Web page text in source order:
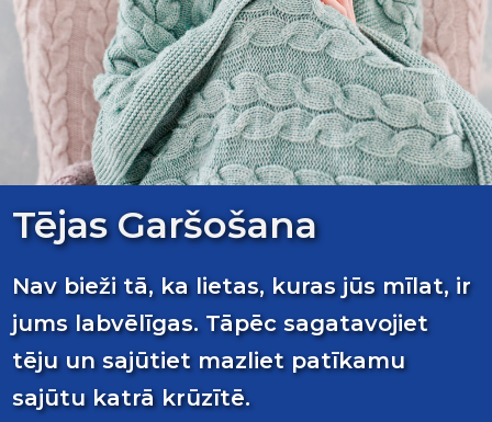
Tējas Garšošana
Nav bieži tā, ka lietas, kuras jūs mīlat, ir
jums labvēlīgas. Tāpēc sagatavojiet
tēju un sajūtiet mazliet patīkamu
sajūtu katrā krūzītē.